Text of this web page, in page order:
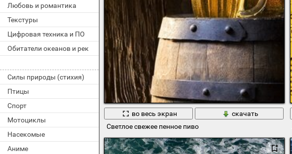
Любовь и романтика
Текстуры
Цифровая техника и ПО
Обитатели океанов и рек
Силы природы (стихия)
Птицы
Спорт
Мотоциклы
Насекомые
Аниме
во весь экран
скачать
Светлое свежее пенное пиво